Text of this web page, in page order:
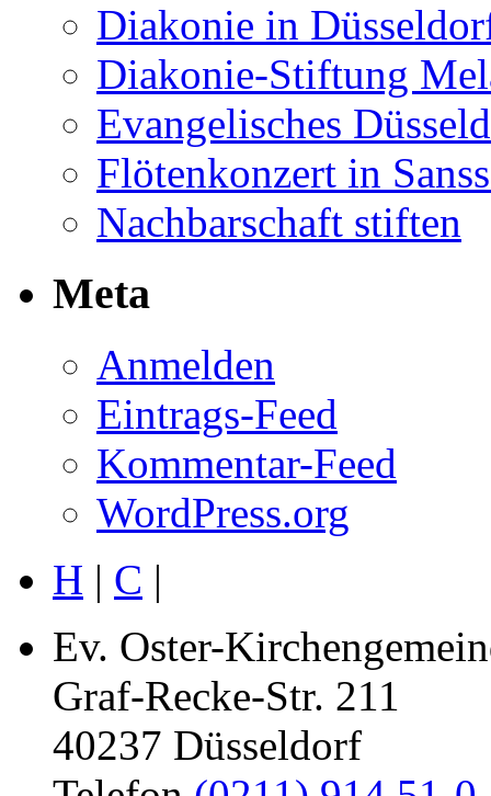
Diakonie in
Diakonie-Stiftung
Evangelisches
Flötenkonzert in
Nachbarschaft stiften
Meta
Anmelden
Eintrags-Feed
Kommentar-Feed
WordPress.org
H | C |
Ev. Oster-
Graf-Recke-Str. 211
40237 Düsseldorf